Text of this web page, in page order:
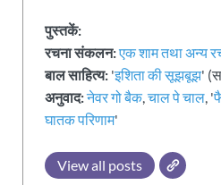
पुस्तकें:
रचना संकलन:एक शाम तथा अन्य
बाल साहित्य: 'इशिता की सूझबूझ'
अनुवाद:नेवर गो बैक,चाल पे चाल, '
घातक परिणाम'
View all posts